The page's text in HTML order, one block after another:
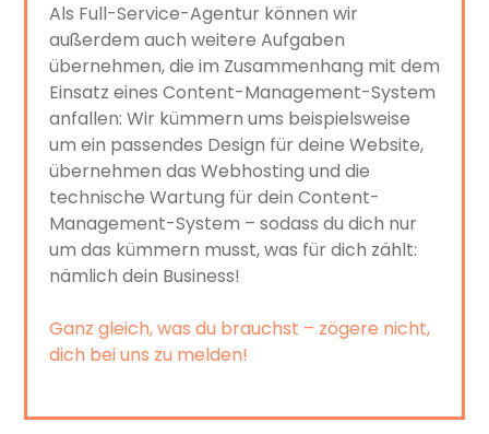
Als Full-Service-Agentur können wir
außerdem auch weitere Aufgaben
übernehmen, die im Zusammenhang mit dem
Einsatz eines Content-Management-System
anfallen: Wir kümmern ums beispielsweise
um ein passendes Design für deine Website,
übernehmen das Webhosting und die
technische Wartung für dein Content-
Management-System – sodass du dich nur
um das kümmern musst, was für dich zählt:
nämlich dein Business!
Ganz gleich, was du brauchst – zögere nicht,
dich bei uns zu melden!